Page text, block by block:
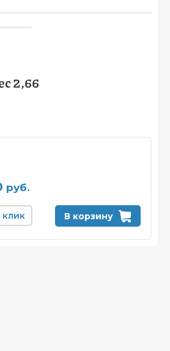
2,66
руб.
В корзину
клик